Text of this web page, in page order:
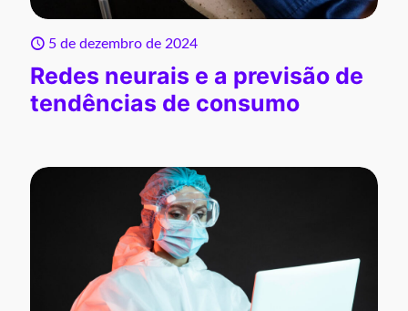
5 de dezembro de 2024
Redes neurais e a previsão de
tendências de consumo